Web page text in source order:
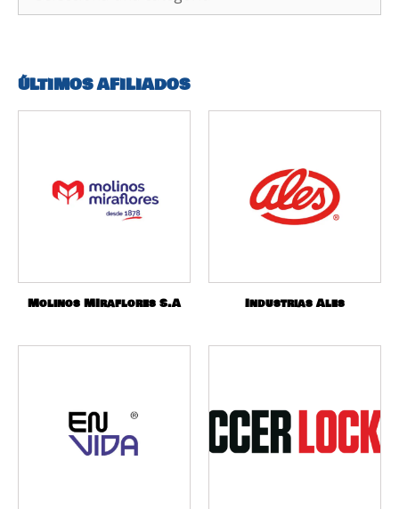
ÚLTIMOS AFILIADOS
Molinos MIraflores S.A Industrias Ales